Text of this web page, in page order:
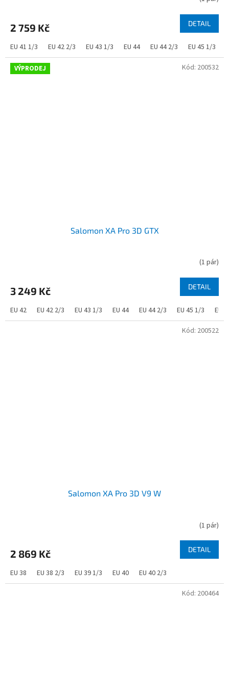
2 759 Kč DETAIL
EU 41 1/3 EU 42 2/3 EU 43 1/3 EU 44 EU 44 2/3 EU 45 1/3
VÝPRODEJ
Salomon XA Pro 3D GTX
(1 pár)
3 249 Kč DETAIL
EU 42 EU 42 2/3 EU 43 1/3 EU 44 EU 44 2/3 EU 45 1/3 EU
Kód: 200532
Salomon XA Pro 3D V9 W
(1 pár)
2 869 Kč DETAIL
EU 38 EU 38 2/3 EU 39 1/3 EU 40 EU 40 2/3
Kód: 200522
Kód: 200464